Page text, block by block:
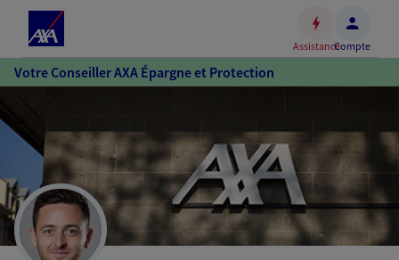
Accéder
au
Accéder
au
pied
de
page
AssistanceCompte
Votre Conseiller AXA Épargne et Protection